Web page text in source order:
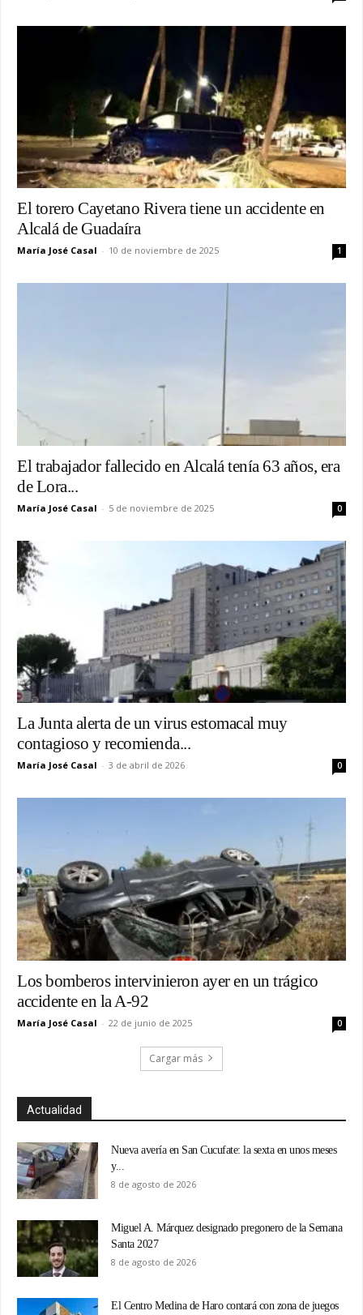
El torero Cayetano Rivera tiene un accidente en
Alcalá de Guadaíra
María José Casal - 10 de noviembre de 2025 1
El trabajador fallecido en Alcalá tenía 63 años, era
de Lora...
María José Casal - 5 de noviembre de 2025 0
La Junta alerta de un virus estomacal muy
contagioso y recomienda...
María José Casal - 3 de abril de 2026 0
Los bomberos intervinieron ayer en un trágico
accidente en la A-92
María José Casal - 22 de junio de 2025 0
Cargar más
Actualidad
Nueva avería en San Cucufate: la sexta en unos meses
y...
8 de agosto de 2026
Miguel A. Márquez designado pregonero de la Semana
Santa 2027
8 de agosto de 2026
El Centro Medina de Haro contará con zona de juegos